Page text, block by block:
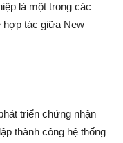
là một trong các
hợp tác giữa New
triển chứng nhậ‌n
thành công hệ thống